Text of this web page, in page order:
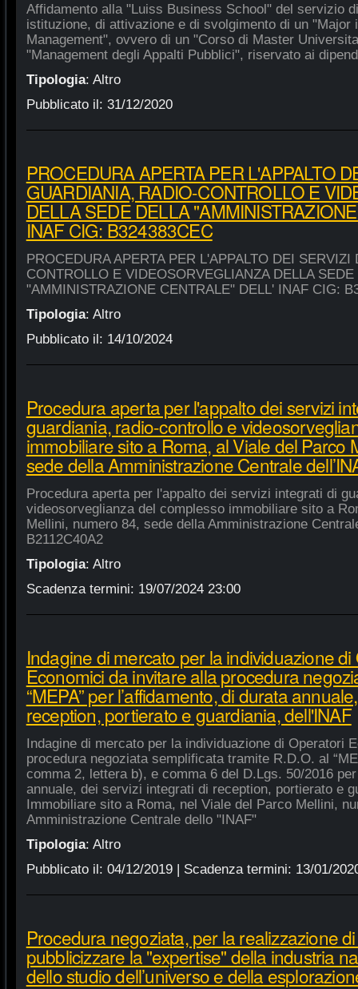
Affidamento alla "Luiss Business School" del servizio
istituzione, di attivazione e di svolgimento di un "Major
Management", ovvero di un "Corso di Master
"Management degli Appalti Pubblici", riservato ai
Tipologia: Altro
Pubblicato il: 31/12/2020
PROCEDURA APERTA PER L'APPALTO
GUARDIANIA, RADIO-CONTROLLO E
DELLA SEDE DELLA
INAF CIG: B324383CEC
PROCEDURA APERTA PER L'APPALTO DEI
CONTROLLO E VIDEOSORVEGLIANZA DELLA SEDE
"AMMINISTRAZIONE CENTRALE" DELL' INAF CIG:
Tipologia: Altro
Pubblicato il: 14/10/2024
Procedura aperta per l'appalto dei servizi
guardiania, radio-controllo e
immobiliare sito a Roma, al Viale del Parco
sede della Amministrazione Centrale
Procedura aperta per l'appalto dei servizi integrati di
videosorveglianza del complesso immobiliare sito a
Mellini, numero 84, sede della Amministrazione
B2112C40A2
Tipologia: Altro
Scadenza termini: 19/07/2024 23:00
Indagine di mercato per la individuazione
Economici da invitare alla procedura
“MEPA” per l’affidamento, di durata
reception, portierato e guardiania, dell'INAF
Indagine di mercato per la individuazione di Operatori
procedura negoziata semplificata tramite R.D.O. al
comma 2, lettera b), e comma 6 del D.Lgs. 50/2016
annuale, dei servizi integrati di reception, portierato e
Immobiliare sito a Roma, nel Viale del Parco Mellini,
Amministrazione Centrale dello "INAF"
Tipologia: Altro
Pubblicato il: 04/12/2019| Scadenza termini: 13/01/
Procedura negoziata, per la realizzazione
pubblicizzare la "expertise" della industria
dello studio dell’universo e della